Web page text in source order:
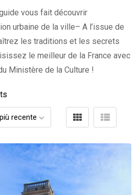
vous fait découvrir
urbaine de la ville– A l’issue de
les traditions et les secrets
le meilleur de la France avec
Ministère de la Culture !